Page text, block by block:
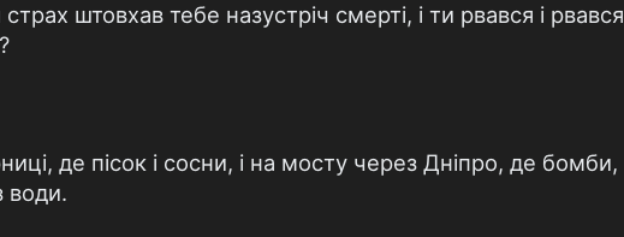
штовхав тебе назустрiч смертi, i ти рвався i рвався
де пiсок i сосни, i на мосту через Днiпро, де бомби,
води.